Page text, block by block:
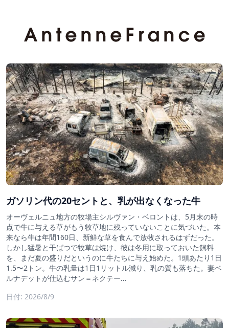
ガソリン代の20セントと、乳が出なくなった牛
オーヴェルニュ地方の牧場主シルヴァン・ベロントは、5月末の時
点で牛に与える草がもう牧草地に残っていないことに気づいた。本
来なら牛は年間160日、新鮮な草を食んで放牧されるはずだった。
しかし猛暑と干ばつで牧草は焼け、彼は冬用に取っておいた飼料
を、まだ夏の盛りだというのに牛たちに与え始めた。1頭あたり1日
1.5〜2トン。牛の乳量は1日1リットル減り、乳の質も落ちた。妻ベ
ルナデットが仕込むサン＝ネクテー…
日付: 2026/8/9